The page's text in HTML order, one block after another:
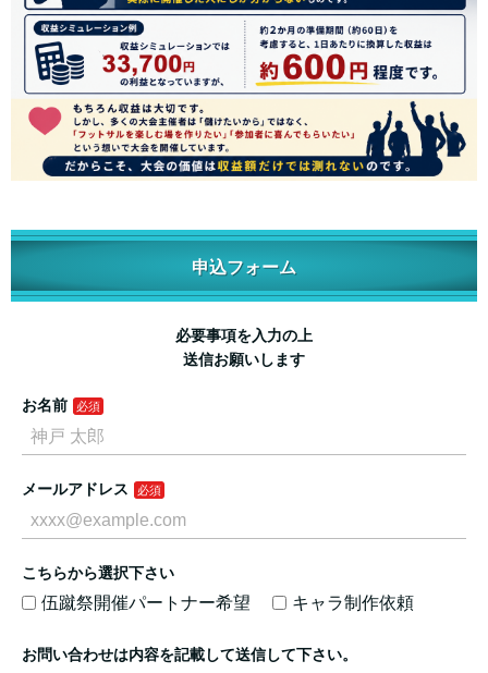
申込フォーム
必要事項を入力の上
送信お願いします
お名前
メールアドレス
こちらから選択下さい
伍蹴祭開催パートナー希望 キャラ制作依頼
お問い合わせは内容を記載して送信して下さい。